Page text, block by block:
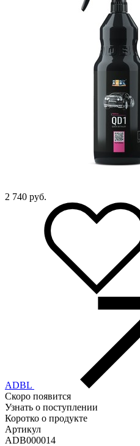
2 740 руб.
ADBL
Скоро появится
Узнать о поступлении
Коротко о продукте
Артикул
ADB000014